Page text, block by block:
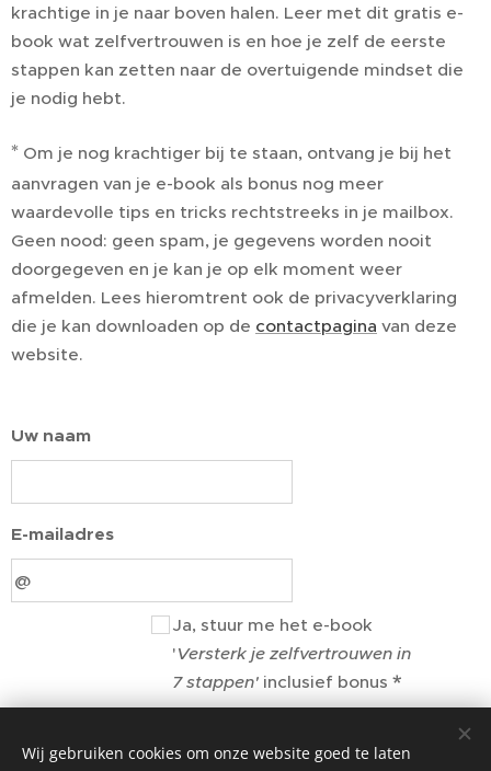
krachtige in je naar boven halen. Leer met dit gratis e-
book wat zelfvertrouwen is en hoe je zelf de eerste
stappen kan zetten naar de overtuigende mindset die
je nodig hebt.
* Om je nog krachtiger bij te staan, ontvang je bij het
aanvragen van je e-book als bonus nog meer
waardevolle tips en tricks rechtstreeks in je mailbox.
Geen nood: geen spam, je gegevens worden nooit
doorgegeven en je kan je op elk moment weer
afmelden. Lees hieromtrent ook de privacyverklaring
die je kan downloaden op de contactpagina van deze
website.
Uw naam
E-mailadres
Ja, stuur me het e-book
'Versterk je zelfvertrouwen in
7 stappen' inclusief bonus
Privacyverklaring
Wij gebruiken cookies om onze website goed te laten